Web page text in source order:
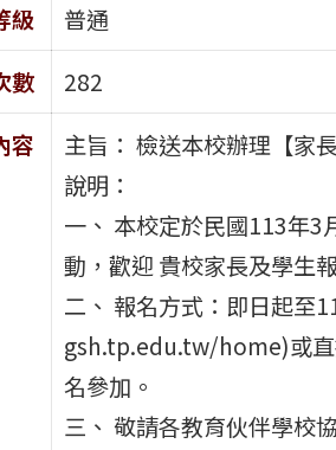
級
普通
數
282
容
主旨： 檢送本校辦理【家
說明：
一、 本校定於民國113年
動，歡迎 貴校家長及學生
二、 報名方式：即日起
gsh.tp.edu.tw/home)或
名參加。
三、 敬請各教育伙伴學校